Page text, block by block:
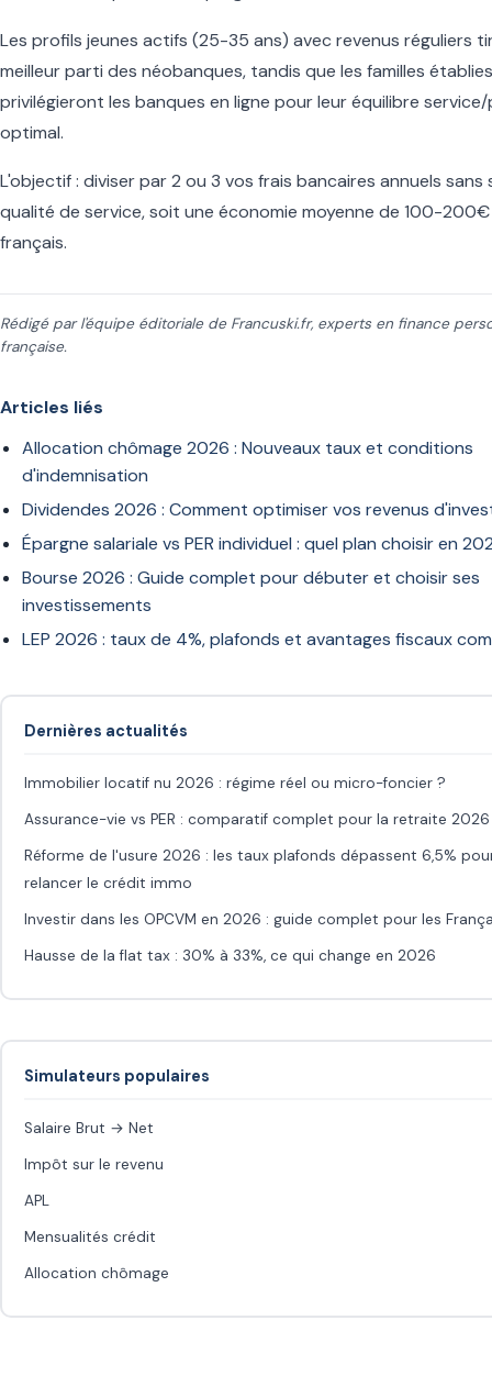
Les profils jeunes actifs (25-35 ans) avec revenus réguliers
meilleur parti des néobanques, tandis que les familles établies
privilégieront les banques en ligne pour leur équilibre
optimal.
L'objectif : diviser par 2 ou 3 vos frais bancaires annuels sans
qualité de service, soit une économie moyenne de 100-
français.
Rédigé par l'équipe éditoriale de Francuski.fr, experts en finance
française.
Articles liés
Allocation chômage 2026 : Nouveaux taux et conditions
d'indemnisation
Dividendes 2026 : Comment optimiser vos revenus
Épargne salariale vs PER individuel : quel plan choisir en
Bourse 2026 : Guide complet pour débuter et choisir ses
investissements
LEP 2026 : taux de 4%, plafonds et avantages fiscaux
Dernières actualités
Immobilier locatif nu 2026 : régime réel ou micro-foncier ?
Assurance-vie vs PER : comparatif complet pour la retraite 2026
Réforme de l'usure 2026 : les taux plafonds dépassent 6,5%
relancer le crédit immo
Investir dans les OPCVM en 2026 : guide complet pour les
Hausse de la flat tax : 30% à 33%, ce qui change en 2026
Simulateurs populaires
Salaire Brut → Net
Impôt sur le revenu
APL
Mensualités crédit
Allocation chômage